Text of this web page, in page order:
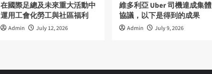
在國際足總及未來重大活動中
運用工會化勞工與社區福利
Admin July 12, 2026
維多利亞 Uber 司機達成集體
協議，以下是得到的成果
Admin July 9, 2026